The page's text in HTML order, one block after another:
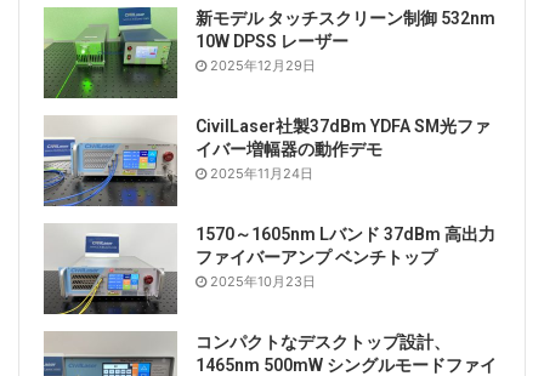
Tags 1465nm
ファイバーレーザー ラボ用レーザーシステム
新モデル タッチスクリーン制御 532nm
10W DPSS レーザー
2025年12月29日
CivilLaser社製37dBm YDFA SM光ファ
イバー増幅器の動作デモ
2025年11月24日
1570～1605nm Lバンド 37dBm 高出力
ファイバーアンプ ベンチトップ
2025年10月23日
コンパクトなデスクトップ設計、
1465nm 500mW シングルモードファイ